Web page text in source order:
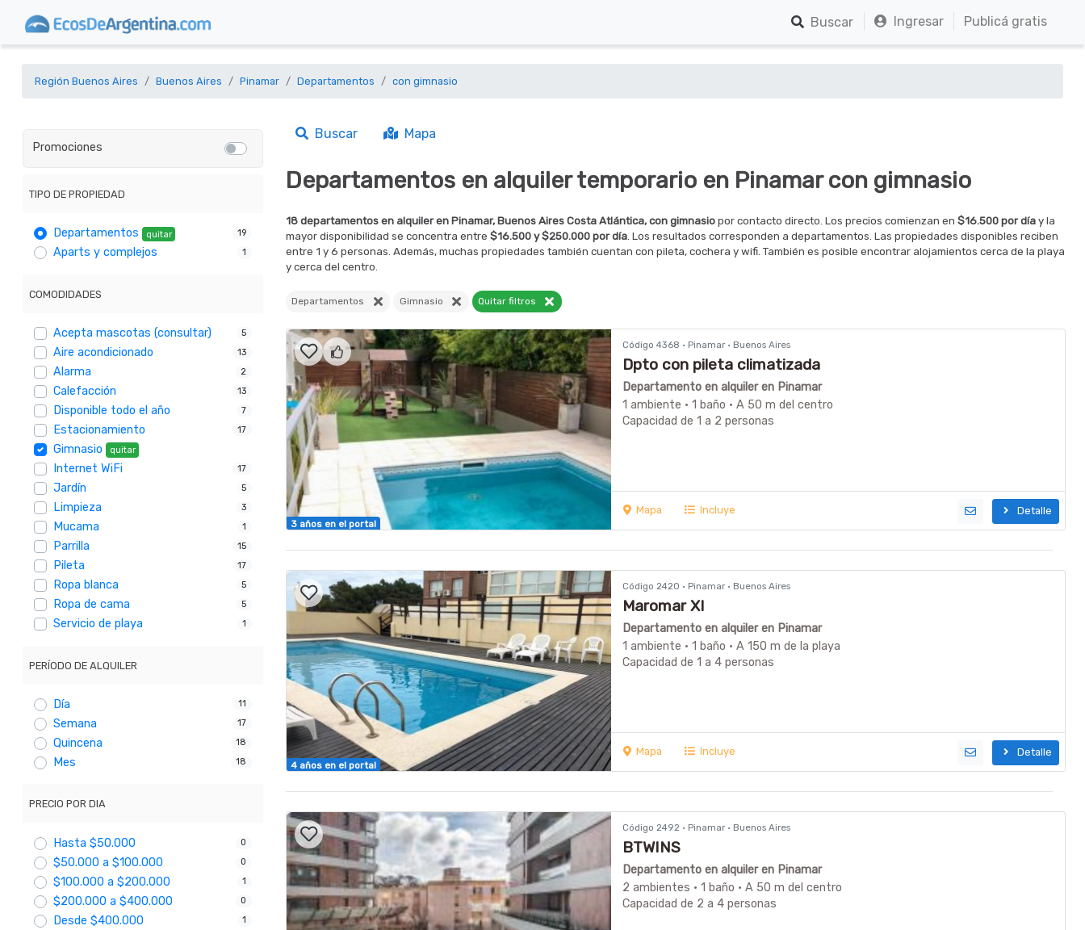
Buscar Ingresar Publicá gratis
Región Buenos Aires Buenos Aires Pinamar Departamentos con gimnasio
Promociones
TIPO DE PROPIEDAD
Departamentos quitar 19
Aparts y complejos 1
COMODIDADES
Acepta mascotas (consultar) 5
Aire acondicionado 13
Alarma 2
Calefacción 13
Disponible todo el año 7
Estacionamiento 17
Gimnasio quitar
Internet WiFi 17
Jardín 5
Limpieza 3
Mucama 1
Parrilla 15
Pileta 17
Ropa blanca 5
Ropa de cama 5
Servicio de playa 1
PERÍODO DE ALQUILER
Día 11
Semana 17
Quincena 18
Mes 18
PRECIO POR DIA
Hasta $50.000 0
$50.000 a $100.000 0
$100.000 a $200.000 1
$200.000 a $400.000 0
Desde $400.000 1
Buscar Mapa
Departamentos en alquiler temporario en Pinamar con gimnasio
18 departamentos en alquiler en Pinamar, Buenos Aires Costa Atlántica, con gimnasio por contacto directo. Los precios comienzan en $16.500 por día y la
mayor disponibilidad se concentra entre $16.500 y $250.000 por día. Los resultados corresponden a departamentos. Las propiedades disponibles reciben
entre 1 y 6 personas. Además, muchas propiedades también cuentan con pileta, cochera y wifi. También es posible encontrar alojamientos cerca de la playa
y cerca del centro.
Departamentos Gimnasio Quitar filtros
3 años en el portal
Código 4368 · Pinamar · Buenos Aires
Dpto con pileta climatizada
Departamento en alquiler en Pinamar
1 ambiente · 1 baño · A 50 m del centro
Capacidad de 1 a 2 personas
Mapa Incluye Detalle
4 años en el portal
Código 2420 · Pinamar · Buenos Aires
Maromar XI
Departamento en alquiler en Pinamar
1 ambiente · 1 baño · A 150 m de la playa
Capacidad de 1 a 4 personas
Mapa Incluye Detalle
Código 2492 · Pinamar · Buenos Aires
BTWINS
Departamento en alquiler en Pinamar
2 ambientes · 1 baño · A 50 m del centro
Capacidad de 2 a 4 personas